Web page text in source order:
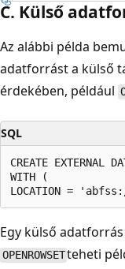
C. Külső
Az alábbi példa
adatforrást a külső
érdekében, például
SQL
CREATE EXTERNAL
WITH (
Egy külső
OPENROWSETteheti